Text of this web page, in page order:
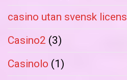
casino utan svensk licens
Casino2 (3)
Casinolo (1)